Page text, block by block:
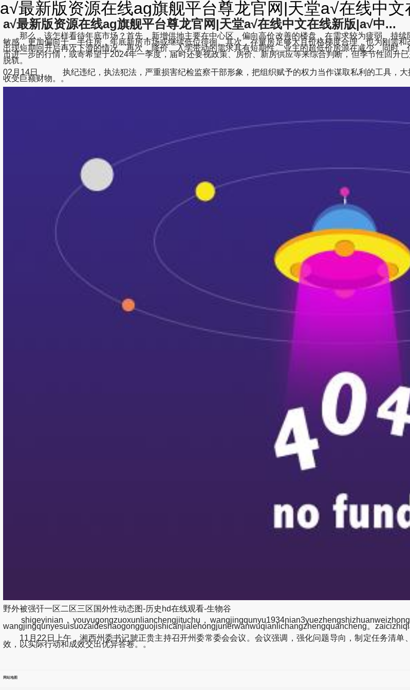
а√最新版资源在线ag旗舰平台尊龙官网|天堂а√在线中
а√最新版资源在线ag旗舰平台尊龙官网|天堂а√在线中文在线新版|а√中...
那么，该怎样看待年底市场？首先，新增供地主要在中心区，偏向高价改善的楼盘，在需求较为疲弱、持续
敏感，更加偏向于二手住房，年底新房市场或继续低位徘徊。其次，存量房足够大且价格梯度合理，也为刚需
出现短期回升后再次下滑的情况。再次，降价、入学带动的需求具有短期性。业主的超低价房源在减少，同时
市进一步的行情，或寄希望于2024年一季度，届时还要视政策、房价、新房供应等来综合判断，但季节性回升
脱轨。
02月14日， 执纪违纪，执法犯法，严重损害纪检监察干部形象，把组织赋予的权力当作谋取私利的工具，
收受巨额财物。。
野外被强㢨一区二区三区国外性动态图-历史hd在线观看-生物谷
shigeyinian，youyugongzuoxunlianchengjituchu，
wangjingqunyesuisuozaideshaogongguojishicanjialehongjunerwanwuqianlichangzhengquancheng。
11月22日上午，湘西州委书记虢正贵主持召开州委常委会会议。会议强调，强化问题导向，制定任务清单
效，以实际行动和成效交出优异答卷。。
网站地图